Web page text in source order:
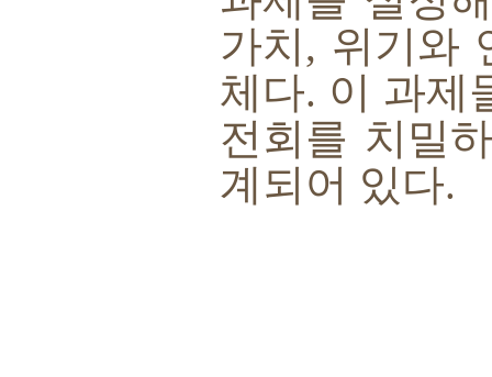
가치, 위기와
체다. 이 과제
전회를 치밀
계되어 있다.